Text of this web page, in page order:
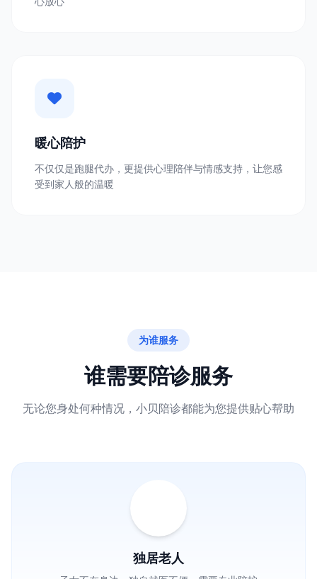
暖心陪护
不仅仅是跑腿代办，更提供心理陪伴与情感支持，让您感
受到家人般的温暖
为谁服务
谁需要陪诊服务
无论您身处何种情况，小贝陪诊都能为您提供贴心帮助
独居老人